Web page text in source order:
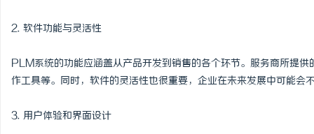
2. 软件功能与灵活性
PLM系统的功能应涵盖从产品开发到销售的各个环节。服务商所提
作工具等。同时，软件的灵活性也很重要，企业在未来发展中可能
3. 用户体验和界面设计